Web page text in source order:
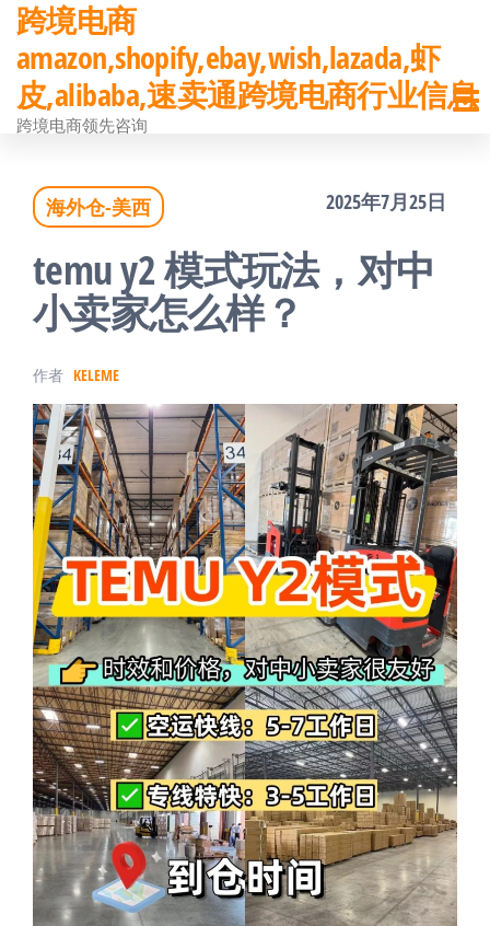
前
往
内
跨境电商
amazon,shopify,ebay,wish,lazada,虾
皮,alibaba,速卖通跨境电商行业信息
跨境电商领先咨询
海外仓-美西 2025年7月25日
temu y2 模式玩法，对中
小卖家怎么样？
作者 KELEME